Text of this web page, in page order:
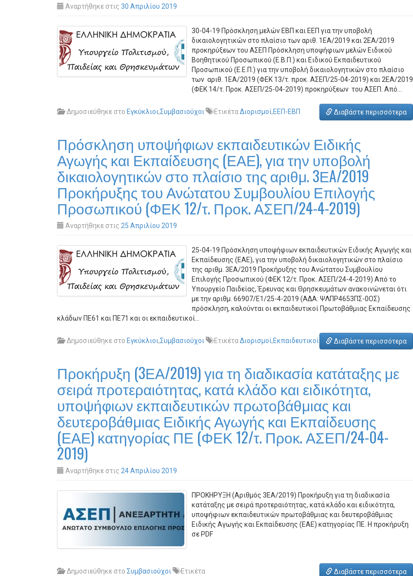
Αναρτήθηκε στις 30 Απριλίου 2019
30-04-19 Πρόσκληση μελών ΕΒΠ και ΕΕΠ για την υποβολή
δικαιολογητικών στο πλαίσιο των αριθ. 1ΕΑ/2019 και 2ΕΑ/2019
προκηρύξεων του ΑΣΕΠ Πρόσκληση υποψήφιων μελών Ειδικού
Βοηθητικού Προσωπικού (Ε.Β.Π.) και Ειδικού Εκπαιδευτικού
Προσωπικού (Ε.Ε.Π.) για την υποβολή δικαιολογητικών στο πλαίσιο
των αριθ. 1ΕΑ/2019 (ΦΕΚ 13/τ. προκ. ΑΣΕΠ/25-04-2019) και 2ΕΑ/2019
(ΦΕΚ 14/τ. Προκ. ΑΣΕΠ/25-04-2019) προκηρύξεων του ΑΣΕΠ. Από…
Διαβάστε περισσότερα
Δημοσιεύθηκε στο Εγκύκλιοι,Συμβασιούχοι Ετικέτα Διορισμοί,ΕΕΠ-ΕΒΠ
Πρόσκληση υποψήφιων εκπαιδευτικών Ειδικής
Αγωγής και Εκπαίδευσης (ΕΑΕ), για την υποβολή
δικαιολογητικών στο πλαίσιο της αριθμ. 3ΕA/2019
Προκήρυξης του Ανώτατου Συμβουλίου Επιλογής
Προσωπικού (ΦΕΚ 12/τ. Προκ. ΑΣΕΠ/24-4-2019)
Αναρτήθηκε στις 25 Απριλίου 2019
25-04-19 Πρόσκληση υποψήφιων εκπαιδευτικών Ειδικής Αγωγής και
Εκπαίδευσης (ΕΑΕ), για την υποβολή δικαιολογητικών στο πλαίσιο
της αριθμ. 3ΕA/2019 Προκήρυξης του Ανώτατου Συμβουλίου
Επιλογής Προσωπικού (ΦΕΚ 12/τ. Προκ. ΑΣΕΠ/24-4-2019) Από το
Υπουργείο Παιδείας, Έρευνας και Θρησκευμάτων ανακοινώνεται ότι
με την αριθμ. 66907/Ε1/25-4-2019 (ΑΔΑ: ΨΛΠΡ4653ΠΣ-0ΟΣ)
πρόσκληση, καλούνται οι εκπαιδευτικοί Πρωτοβάθμιας Εκπαίδευσης
κλάδων ΠΕ61 και ΠΕ71 και οι εκπαιδευτικοί…
Διαβάστε περισσότερα
Δημοσιεύθηκε στο Εγκύκλιοι,Συμβασιούχοι Ετικέτα Διορισμοί,Εκπαιδευτικοί
Προκήρυξη (3ΕΑ/2019) για τη διαδικασία κατάταξης με
σειρά προτεραιότητας, κατά κλάδο και ειδικότητα,
υποψήφιων εκπαιδευτικών πρωτοβάθμιας και
δευτεροβάθμιας Ειδικής Αγωγής και Εκπαίδευσης
(ΕΑΕ) κατηγορίας ΠΕ (ΦΕΚ 12/τ. Προκ. ΑΣΕΠ/24-04-
2019)
Αναρτήθηκε στις 24 Απριλίου 2019
ΠΡΟΚΗΡΥΞΗ (Αριθμός 3ΕΑ/2019) Προκήρυξη για τη διαδικασία
κατάταξης με σειρά προτεραιότητας, κατά κλάδο και ειδικότητα,
υποψήφιων εκπαιδευτικών πρωτοβάθμιας και δευτεροβάθμιας
Ειδικής Αγωγής και Εκπαίδευσης (ΕΑΕ) κατηγορίας ΠΕ. Η προκήρυξη
σε PDF
Διαβάστε περισσότερα
Δημοσιεύθηκε στο Συμβασιούχοι
Ετικέτα